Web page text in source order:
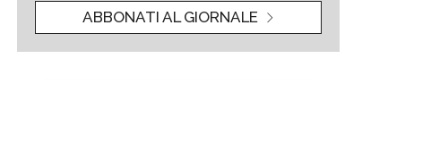
ABBONATI AL GIORNALE